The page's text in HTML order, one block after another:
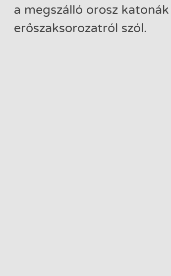
a megszálló orosz
erőszaksorozatról szól.